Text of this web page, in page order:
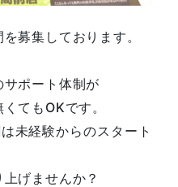
募集しております。
ポート体制が
てもOKです。
未経験からのスタート
げませんか？